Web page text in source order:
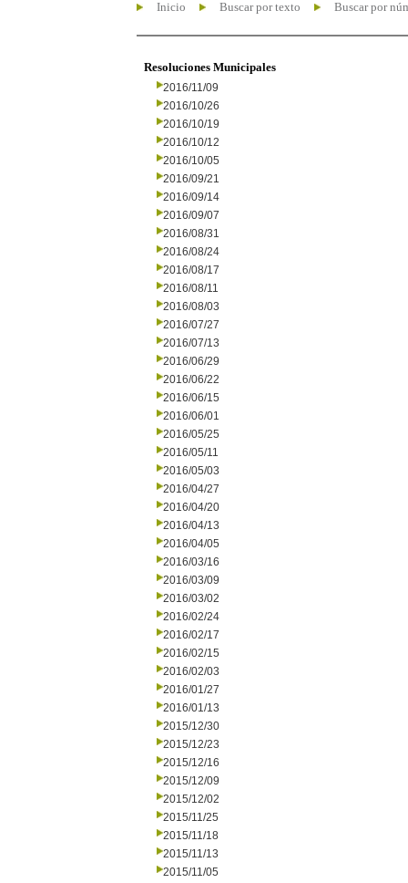
Inicio Buscar por texto Buscar por
Resoluciones Municipales
2016/11/09
2016/10/26
2016/10/19
2016/10/12
2016/10/05
2016/09/21
2016/09/14
2016/09/07
2016/08/31
2016/08/24
2016/08/17
2016/08/11
2016/08/03
2016/07/27
2016/07/13
2016/06/29
2016/06/22
2016/06/15
2016/06/01
2016/05/25
2016/05/11
2016/05/03
2016/04/27
2016/04/20
2016/04/13
2016/04/05
2016/03/16
2016/03/09
2016/03/02
2016/02/24
2016/02/17
2016/02/15
2016/02/03
2016/01/27
2016/01/13
2015/12/30
2015/12/23
2015/12/16
2015/12/09
2015/12/02
2015/11/25
2015/11/18
2015/11/13
2015/11/05